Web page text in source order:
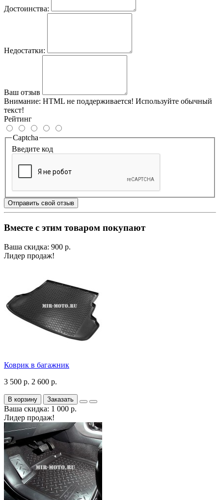
Достоинства:
Недостатки:
Ваш отзыв
Внимание: HTML не поддерживается! Используйте обычный
текст!
Рейтинг
Captcha
Введите код
Отправить свой отзыв
Вместе с этим товаром покупают
Ваша скидка: 900 р.
Лидер продаж!
Коврик в багажник
3 500 р. 2 600 р.
В корзину Заказать
Ваша скидка: 1 000 р.
Лидер продаж!